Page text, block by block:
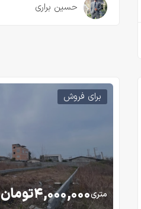
حسین براری
برای فروش
متری۴,۰۰۰,۰۰۰تومان